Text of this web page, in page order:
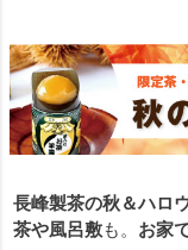
長峰製茶の秋＆ハロ
茶や風呂敷も。 お家